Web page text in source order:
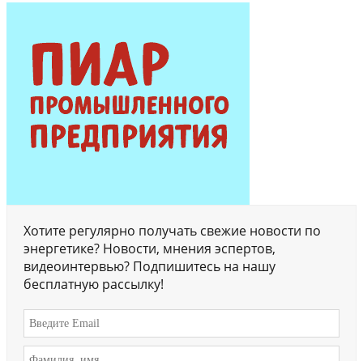
Хотите регулярно получать свежие новости по
энергетике? Новости, мнения эспертов,
видеоинтервью? Подпишитесь на нашу
бесплатную рассылку!